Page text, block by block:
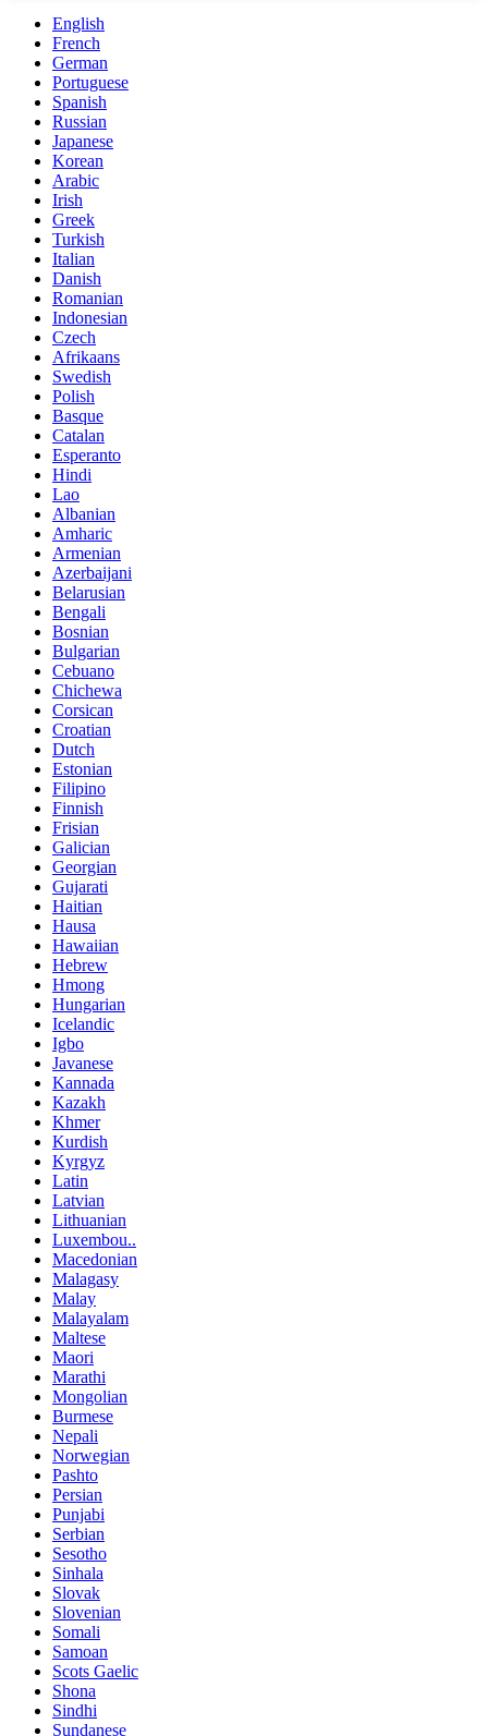
English
French
German
Portuguese
Spanish
Russian
Japanese
Korean
Arabic
Irish
Greek
Turkish
Italian
Danish
Romanian
Indonesian
Czech
Afrikaans
Swedish
Polish
Basque
Catalan
Esperanto
Hindi
Lao
Albanian
Amharic
Armenian
Azerbaijani
Belarusian
Bengali
Bosnian
Bulgarian
Cebuano
Chichewa
Corsican
Croatian
Dutch
Estonian
Filipino
Finnish
Frisian
Galician
Georgian
Gujarati
Haitian
Hausa
Hawaiian
Hebrew
Hmong
Hungarian
Icelandic
Igbo
Javanese
Kannada
Kazakh
Khmer
Kurdish
Kyrgyz
Latin
Latvian
Lithuanian
Luxembou..
Macedonian
Malagasy
Malay
Malayalam
Maltese
Maori
Marathi
Mongolian
Burmese
Nepali
Norwegian
Pashto
Persian
Punjabi
Serbian
Sesotho
Sinhala
Slovak
Slovenian
Somali
Samoan
Scots Gaelic
Shona
Sindhi
Sundanese